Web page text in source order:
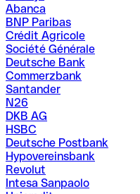
Abanca
BNP Paribas
Crédit Agricole
Société Générale
Deutsche Bank
Commerzbank
Santander
N26
DKB AG
HSBC
Deutsche Postbank
Hypovereinsbank
Revolut
Intesa Sanpaolo